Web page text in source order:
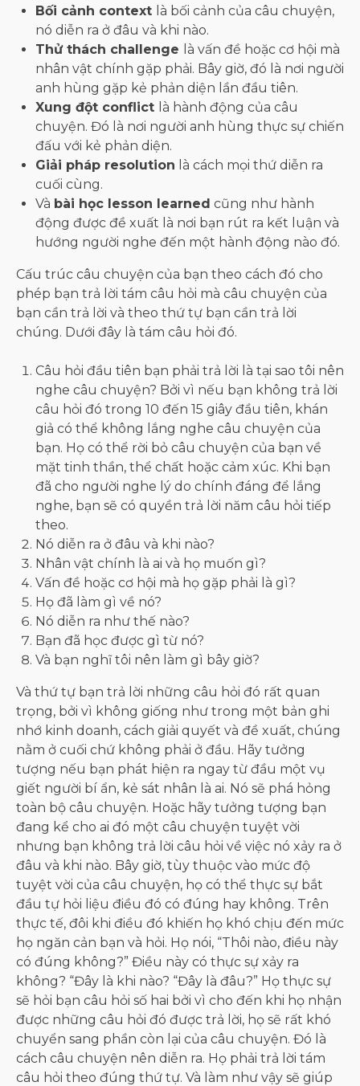
Bối cảnh context là bối cảnh của câu chuyện,
nó diễn ra ở đâu và khi nào.
Thử thách challenge là vấn đề hoặc cơ hội mà
nhân vật chính gặp phải. Bây giờ, đó là nơi người
anh hùng gặp kẻ phản diện lần đầu tiên.
Xung đột conflict là hành động của câu
chuyện. Đó là nơi người anh hùng thực sự chiến
đấu với kẻ phản diện.
Giải pháp resolution là cách mọi thứ diễn ra
cuối cùng.
Và bài học lesson learned cũng như hành
động được đề xuất là nơi bạn rút ra kết luận và
hướng người nghe đến một hành động nào đó.
Cấu trúc câu chuyện của bạn theo cách đó cho
phép bạn trả lời tám câu hỏi mà câu chuyện của
bạn cần trả lời và theo thứ tự bạn cần trả lời
chúng. Dưới đây là tám câu hỏi đó.
Câu hỏi đầu tiên bạn phải trả lời là tại sao tôi nên
nghe câu chuyện? Bởi vì nếu bạn không trả lời
câu hỏi đó trong 10 đến 15 giây đầu tiên, khán
giả có thể không lắng nghe câu chuyện của
bạn. Họ có thể rời bỏ câu chuyện của bạn về
mặt tinh thần, thể chất hoặc cảm xúc. Khi bạn
đã cho người nghe lý do chính đáng để lắng
nghe, bạn sẽ có quyền trả lời năm câu hỏi tiếp
theo.
Nó diễn ra ở đâu và khi nào?
Nhân vật chính là ai và họ muốn gì?
Vấn đề hoặc cơ hội mà họ gặp phải là gì?
Họ đã làm gì về nó?
Nó diễn ra như thế nào?
Bạn đã học được gì từ nó?
Và bạn nghĩ tôi nên làm gì bây giờ?
Và thứ tự bạn trả lời những câu hỏi đó rất quan
trọng, bởi vì không giống như trong một bản ghi
nhớ kinh doanh, cách giải quyết và đề xuất, chúng
nằm ở cuối chứ không phải ở đầu. Hãy tưởng
tượng nếu bạn phát hiện ra ngay từ đầu một vụ
giết người bí ẩn, kẻ sát nhân là ai. Nó sẽ phá hỏng
toàn bộ câu chuyện. Hoặc hãy tưởng tượng bạn
đang kể cho ai đó một câu chuyện tuyệt vời
nhưng bạn không trả lời câu hỏi về việc nó xảy ra ở
đâu và khi nào. Bây giờ, tùy thuộc vào mức độ
tuyệt vời của câu chuyện, họ có thể thực sự bắt
đầu tự hỏi liệu điều đó có đúng hay không. Trên
thực tế, đôi khi điều đó khiến họ khó chịu đến mức
họ ngăn cản bạn và hỏi. Họ nói, “Thôi nào, điều này
có đúng không?” Điều này có thực sự xảy ra
không? “Đây là khi nào? “Đây là đâu?” Họ thực sự
sẽ hỏi bạn câu hỏi số hai bởi vì cho đến khi họ nhận
được những câu hỏi đó được trả lời, họ sẽ rất khó
chuyển sang phần còn lại của câu chuyện. Đó là
cách câu chuyện nên diễn ra. Họ phải trả lời tám
câu hỏi theo đúng thứ tự. Và làm như vậy sẽ giúp